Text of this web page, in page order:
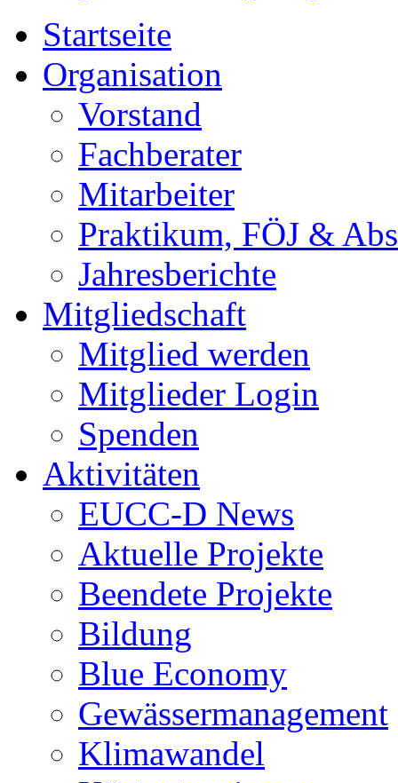
Startseite
Organisation
Vorstand
Fachberater
Mitarbeiter
Praktikum, FÖJ &
Jahresberichte
Mitgliedschaft
Mitglied werden
Mitglieder Login
Spenden
Aktivitäten
EUCC-D News
Aktuelle Projekte
Beendete Projekte
Bildung
Blue Economy
Gewässermanagement
Klimawandel